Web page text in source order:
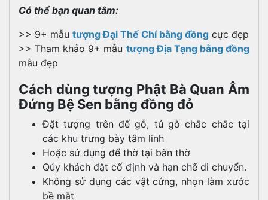
Có thể bạn quan tâm:
>> 9+ mẫu tượng Đại Thế Chí bằng đồng cực đẹp
>> Tham khảo 9+ mẫu tượng Địa Tạng bằng đồng
mẫu đẹp
Cách dùng tượng Phật Bà Quan Âm
Đứng Bệ Sen bằng đồng đỏ
Đặt tượng trên đế gỗ, tủ gỗ chắc chắc tại
các khu trưng bày tâm linh
Hoặc sử dụng để thờ tại bàn thờ
Qúy khách đặt cố định và hạn chế di chuyển.
Không sử dụng các vật cứng, nhọn làm xước
bề mặt